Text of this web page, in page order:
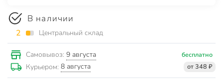
В наличии
2 Центральный склад
Самовывоз: 9 августа бесплатно
Курьером: 8 августа от 348 ₽